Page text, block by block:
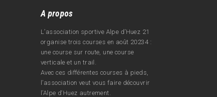
A propos
L’association sportive Alpe d’Huez 21
organise trois courses en août 20234 :
une course sur route, une course
verticale et un trail.
Avec ces différentes courses à pieds,
l’association veut vous faire découvrir
l’Alpe d‘Huez autrement.